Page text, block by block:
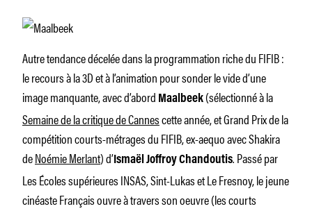
Autre tendance déceléedans la programmation riche du FIFIB :
le recours à la 3D et à l’animation pour sonder le vide d’une
image manquante, avec d’abord Maalbeek(sélectionné à la
Semaine de la critique de Cannescette année, et Grand Prix de la
compétition courts-métrages du FIFIB, ex-aequo avecShakira
deNoémie Merlant) d’ Ismaël Joffroy Chandoutis. Passé par
Les Écoles supérieures INSAS, Sint-Lukas et Le Fresnoy, le jeune
cinéaste Français ouvre à travers son oeuvre (les courts